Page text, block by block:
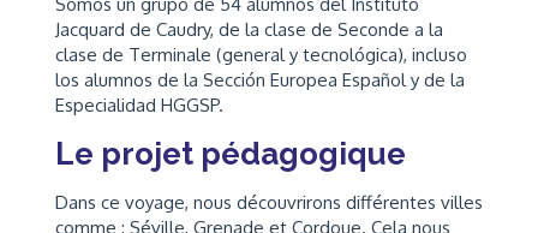
Jacquard de Caudry, de la clase de Seconde a la
clase de Terminale (general y tecnológica), incluso
los alumnos de la Sección Europea Español y de la
Especialidad HGGSP.
Le projet pédagogique
Dans ce voyage, nous découvrirons différentes villes
comme : Séville, Grenade et Cordoue. Cela nous